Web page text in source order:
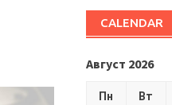
CALENDAR
Август 2026
Пн Вт